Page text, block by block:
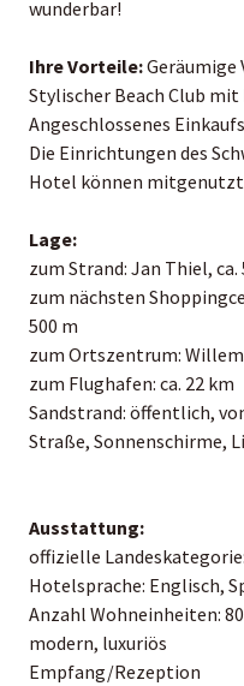
wunderbar!
Ihre Vorteile:Geräumige
Stylischer Beach Club
Angeschlossenes
Die Einrichtungen des
Hotel können mitgenutzt
Lage:
zum Strand: Jan Thiel, ca.
zum nächsten
500 m
zum Ortszentrum:
zum Flughafen: ca. 22 km
Sandstrand: öffentlich,
Straße, Sonnenschirme,
Ausstattung:
offizielle
Hotelsprache: Englisch,
Anzahl Wohneinheiten: 80
modern, luxuriös
Empfang/Rezeption